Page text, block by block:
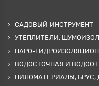
САДОВЫЙ ИНСТРУМЕНТ
УТЕПЛИТЕЛИ,
ПАРО-
ВОДОСТОЧНАЯ И
ПИЛОМАТЕРИАЛЫ, БРУС,